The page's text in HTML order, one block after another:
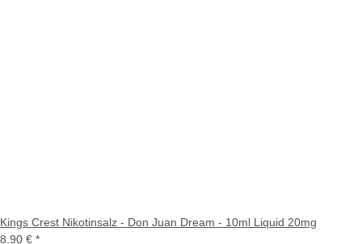
Kings Crest Nikotinsalz - Don Juan Dream - 10ml Liquid 20mg
8,90 € *